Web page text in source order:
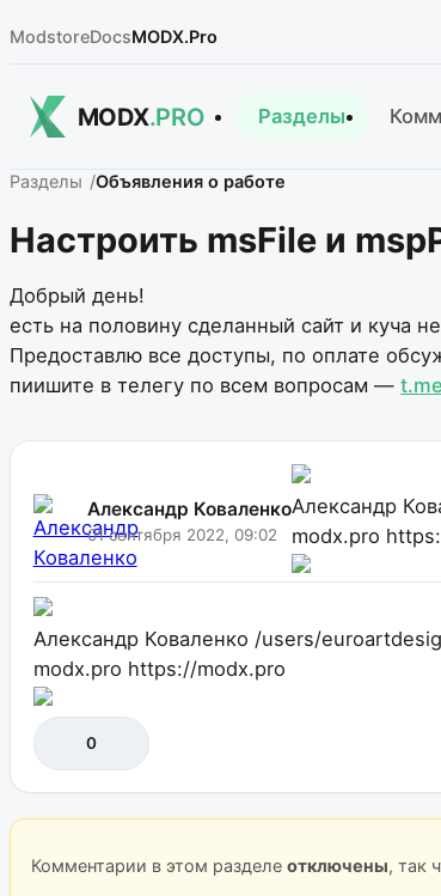
ModstoreDocsMODX.Pro
MODX.PRO Разделы
Разделы Объявления о работе
Настроить msFile и
Добрый день!
есть на половину сделанный сайт и куча
Предоставлю все доступы, по оплате
пиишите в телегу по всем вопросам —
Александр Коваленко
01 сентября 2022, 09:02
Александр
modx.pro
Александр Коваленко /users/
modx.pro https://modx.pro
0
Комментарии в этом разделе отключены, так